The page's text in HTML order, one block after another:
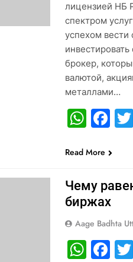
лицензией НБ
спектром
успехом
брокер,
валютой,
металлами…
Read More
Чему
биржах
Aage Badhta